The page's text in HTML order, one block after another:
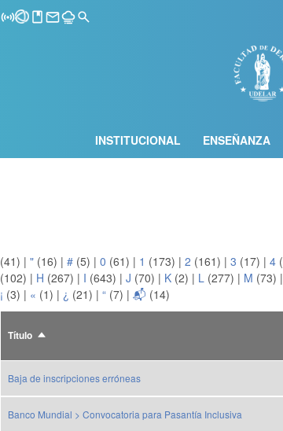
INSTITUCIONAL ENSEÑANZA
(41) | " (16) | # (5) | 0 (61) | 1 (173) | 2 (161) | 3 (17) | 4
(102) | H (267) | I (643) | J (70) | K (2) | L (277) | M (73) |
¡ (3) | « (1) | ¿ (21) | “ (7) | 📬 (14)
Título Ordenar
Baja de inscripciones erróneas
Banco Mundial > Convocatoria para Pasantía Inclusiva